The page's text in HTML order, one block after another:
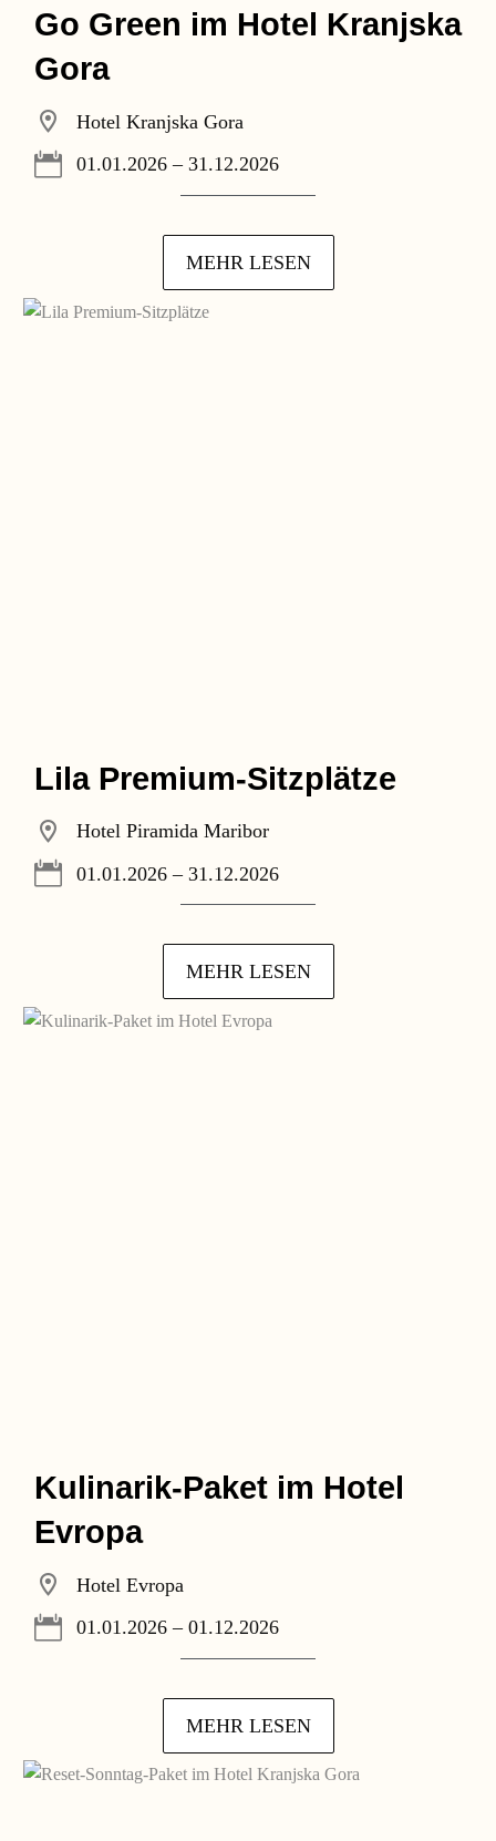
Go Green im Hotel Kranjska
Gora
Hotel Kranjska Gora
01.01.2026 – 31.12.2026
MEHR LESEN
Lila Premium-Sitzplätze
Hotel Piramida Maribor
01.01.2026 – 31.12.2026
MEHR LESEN
Kulinarik-Paket im Hotel
Evropa
Hotel Evropa
01.01.2026 – 01.12.2026
MEHR LESEN